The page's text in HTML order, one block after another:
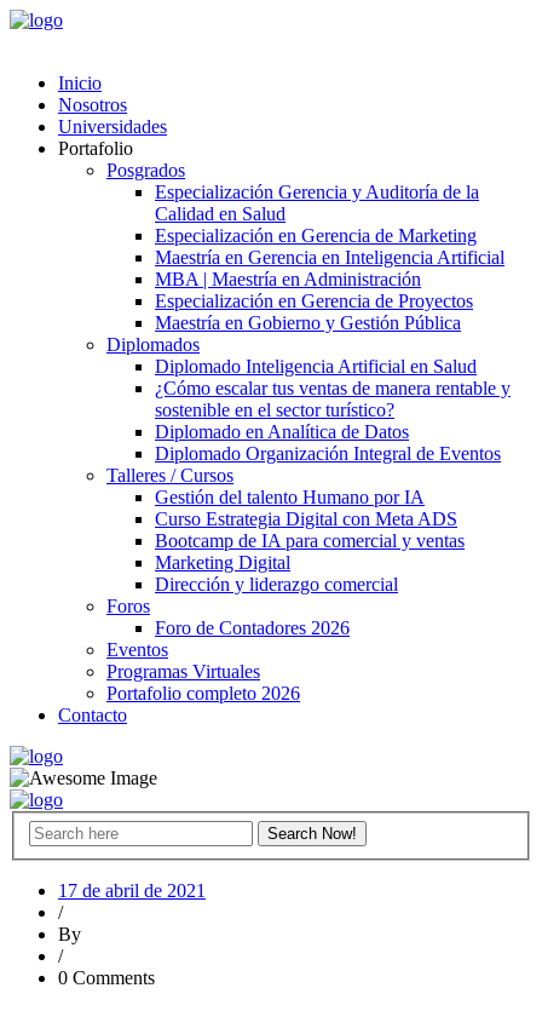
Inicio
Nosotros
Universidades
Portafolio
Posgrados
Especialización Gerencia y Auditoría de la
Calidad en Salud
Especialización en Gerencia de Marketing
Maestría en Gerencia en Inteligencia Artificial
MBA | Maestría en Administración
Especialización en Gerencia de Proyectos
Maestría en Gobierno y Gestión Pública
Diplomados
Diplomado Inteligencia Artificial en Salud
¿Cómo escalar tus ventas de manera rentable y
sostenible en el sector turístico?
Diplomado en Analítica de Datos
Diplomado Organización Integral de Eventos
Talleres / Cursos
Gestión del talento Humano por IA​
Curso Estrategia Digital con Meta ADS
Bootcamp de IA para comercial y ventas
Marketing Digital
Dirección y liderazgo comercial
Foros
Foro de Contadores 2026
Eventos
Programas Virtuales
Portafolio completo 2026
Contacto
17 de abril de 2021
/
By
/
0 Comments